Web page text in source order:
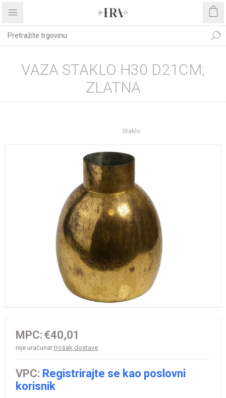
VAZA STAKLO H30 D21CM;
ZLATNA
Staklo
MPC: €40,01
nije uračunattrošak dostave
VPC: Registrirajte se kao poslovni
korisnik